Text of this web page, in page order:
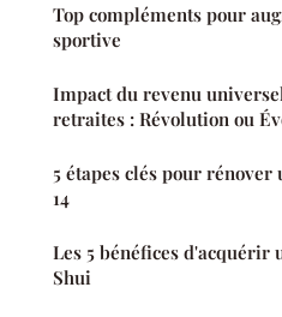
Top compléments pour
sportive
Impact du revenu
retraites : Révolution ou
5 étapes clés pour
14
Les 5 bénéfices d'acquérir
Shui